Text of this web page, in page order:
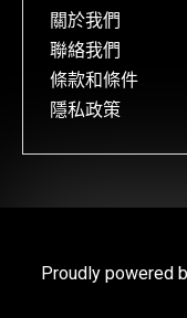
關於我們
聯絡我們
條款和條件
隱私政策
Proudly powered